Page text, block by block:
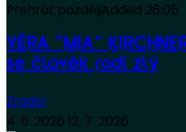
Přehrát pozdějiAdded 26:05
VĚRA “MIA”
se člověk rodí zlý
Zradci
4. 6. 2026 12. 7. 2026